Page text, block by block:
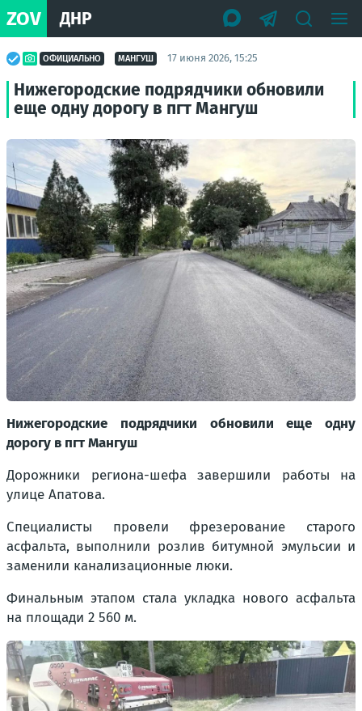
ZOV ДНР
ОФИЦИАЛЬНО МАНГУШ 17 июня 2026, 15:25
Нижегородские подрядчики обновили
еще одну дорогу в пгт Мангуш
Нижегородские подрядчики обновили еще одну
дорогу в пгт Мангуш
Дорожники региона-шефа завершили работы на
улице Апатова.
Специалисты провели фрезерование старого
асфальта, выполнили розлив битумной эмульсии и
заменили канализационные люки.
Финальным этапом стала укладка нового асфальта
на площади 2 560 м.